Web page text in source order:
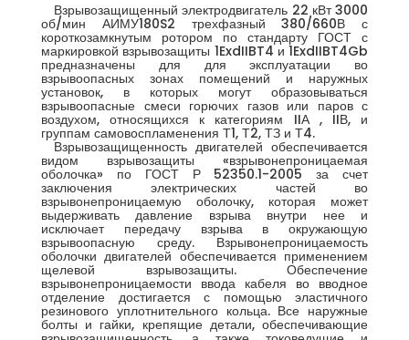
Взрывозащищенный электродвигатель 22 кВт 3000
об/мин АИМУ180S2 трехфазный 380/660В с
короткозамкнутым ротором по стандарту ГОСТ с
маркировкой взрывозащиты 1ExdIIBT4 и 1ExdIIBT4Gb
предназначены для для эксплуатации во
взрывоопасных зонах помещений и наружных
установок, в которых могут образовываться
взрывоопасные смеси горючих газов или паров с
воздухом, относящихся к категориям IIА , IIВ, и
группам самовоспламенения Т1, Т2, ТЗ и Т4.
Взрывозащищенность двигателей обеспечивается
видом взрывозащиты «взрывонепроницаемая
оболочка» по ГОСТ Р 52350.1-2005 за счет
заключения электрических частей во
взрывонепроницаемую оболочку, которая может
выдерживать давление взрыва внутри нее и
исключает передачу взрыва в окружающую
взрывоопасную среду. Взрывонепроницаемость
оболочки двигателей обеспечивается применением
щелевой взрывозащиты. Обеспечение
взрывонепроницаемости ввода кабеля во вводное
отделение достигается с помощью эластичного
резинового уплотнительного кольца. Все наружные
болты и гайки, крепящие детали, обеспечивающие